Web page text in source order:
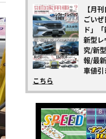
【月
ごい
ド」
新型レ
究/新
報/最
車値
こちら